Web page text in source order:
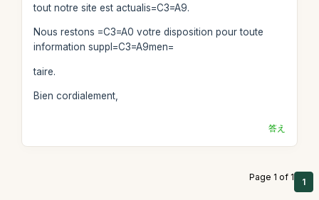
tout notre site est actualis=C3=A9.
Nous restons =C3=A0 votre disposition pour toute
information suppl=C3=A9men=
taire.
Bien cordialement,
答え
Page 1 of 1 1